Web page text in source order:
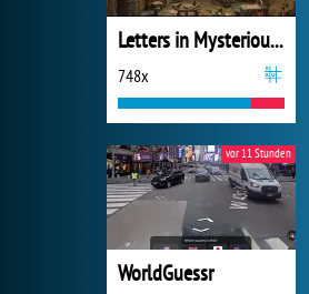
Letters in Mysterious Treasure
748x
WorldGuessr
vor 11 Stunden